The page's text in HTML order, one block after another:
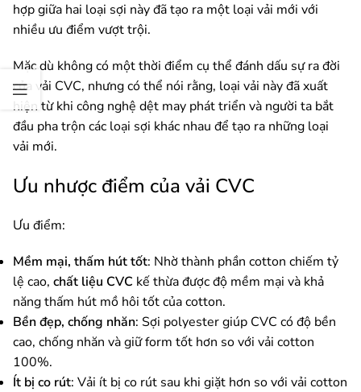
hợp giữa hai loại sợi này đã tạo ra một loại vải mới với
nhiều ưu điểm vượt trội.
Mặc dù không có một thời điểm cụ thể đánh dấu sự ra đời
của vải CVC, nhưng có thể nói rằng, loại vải này đã xuất
hiện từ khi công nghệ dệt may phát triển và người ta bắt
đầu pha trộn các loại sợi khác nhau để tạo ra những loại
vải mới.
Ưu nhược điểm của vải CVC
Ưu điểm:
Mềm mại, thấm hút tốt: Nhờ thành phần cotton chiếm tỷ
lệ cao, chất liệu CVC kế thừa được độ mềm mại và khả
năng thấm hút mồ hôi tốt của cotton.
Bền đẹp, chống nhăn: Sợi polyester giúp CVC có độ bền
cao, chống nhăn và giữ form tốt hơn so với vải cotton
100%.
Ít bị co rút: Vải ít bị co rút sau khi giặt hơn so với vải cotton